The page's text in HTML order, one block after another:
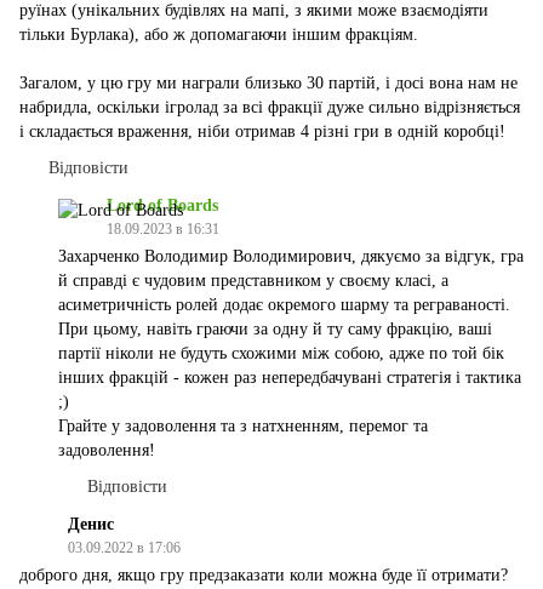
руїнах (унікальних будівлях на мапі, з якими може взаємодіяти
тільки Бурлака), або ж допомагаючи іншим фракціям.
Загалом, у цю гру ми награли близько 30 партій, і досі вона нам не
набридла, оскільки ігролад за всі фракції дуже сильно відрізняється
і складається враження, ніби отримав 4 різні гри в одній коробці!
Відповісти
Lord of Boards
18.09.2023 в 16:31
Захарченко Володимир Володимирович, дякуємо за відгук, гра
й справді є чудовим представником у своєму класі, а
асиметричність ролей додає окремого шарму та реграваності.
При цьому, навіть граючи за одну й ту саму фракцію, ваші
партії ніколи не будуть схожими між собою, адже по той бік
інших фракцій - кожен раз непередбачувані стратегія і тактика
;)
Грайте у задоволення та з натхненням, перемог та
задоволення!
Відповісти
Денис
03.09.2022 в 17:06
доброго дня, якщо гру предзаказати коли можна буде її отримати?